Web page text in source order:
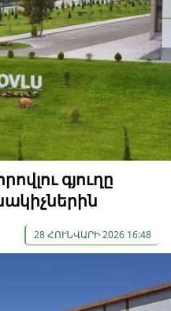
գյուղը
28 ՀՈՒՆՎԱՐԻ 2026 16:48